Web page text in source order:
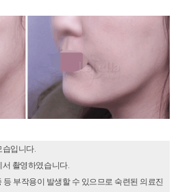
습입니다.
서 촬영하였습니다.
등 부작용이 발생할 수 있으므로 숙련된 의료진